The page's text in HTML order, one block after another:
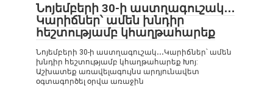
Նոյեմբերի 30-ի աստղագուշակ․․․
Կարիճներ՝ ամեն խնդիր
հեշտությամբ կհաղթահարեք
Նոյեմբերի 30-ի աստղագուշակ․․․Կարիճներ՝ ամեն
խնդիր հեշտությամբ կհաղթահարեք Խոյ:
Աշխատեք առավելագույնս արդյունավետ
օգտագործել օրվա առաջին